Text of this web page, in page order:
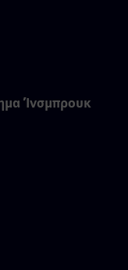
Ίνσμπρουκ